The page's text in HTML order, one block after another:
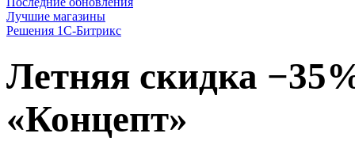
Лучшие магазины
Решения 1С-Битрикс
Летняя скидка
«Концепт»